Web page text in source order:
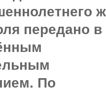
передано в
По